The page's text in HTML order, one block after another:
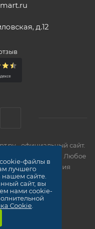
д.12
- официальный сайт.
права защищены. Любое
без разрешения
файлы в
лучшего
нашем сайте.
сайт, вы
нами cookie-
Cookie